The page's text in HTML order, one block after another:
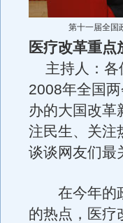
第十一届全国
医疗改革重
主持人：各
2008年全国
办的大国改革
注民生、关注
谈谈网友们最
在今年的政
的热点，医疗